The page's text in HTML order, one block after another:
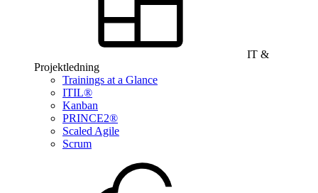
IT &
Projektledning
Trainings at a Glance
ITIL®
Kanban
PRINCE2®
Scaled Agile
Scrum